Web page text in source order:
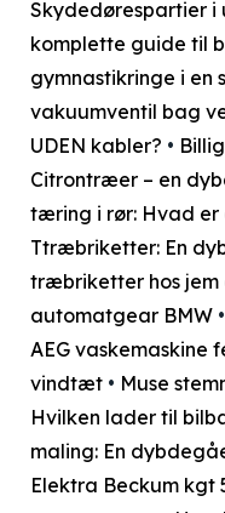
Skydedørespartier i
komplette guide til
gymnastikringe i en
vakuumventil bag
UDEN kabler? •
Citrontræer – en
tæring i rør: Hvad er
Ttræbriketter: En
træbriketter hos jem
automatgear BMW •
AEG vaskemaskine
vindtæt • Muse
Hvilken lader til
maling: En
Elektra Beckum kgt